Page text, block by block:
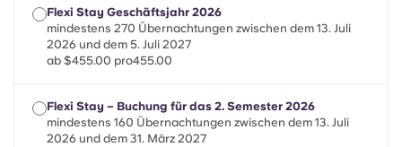
Portuguese
Flexi Stay Geschäftsjahr 2026
mindestens 270 Übernachtungen zwischen dem 13. Juli
2026 und dem 5. Juli 2027
ab $455.00 pro455.00
Flexi Stay – Buchung für das 2. Semester 2026
mindestens 160 Übernachtungen zwischen dem 13. Juli
2026 und dem 31. März 2027